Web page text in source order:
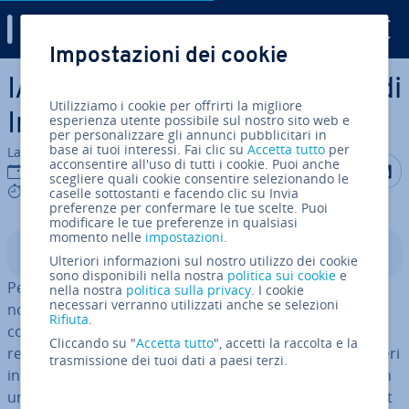
Vai al contenuto prin­ci­pa­le
IANA: l’unità am­mi­ni­stra­ti­va di
Internet
La redazione di IONOS
21 giu 2019
9 mins
Condividi
Indice
Per aprire un sito web basta inserire il cor­ri­spon­den­te
nome di dominio nel browser. Tale nome viene poi
condotto a un server che lo traduce in un indirizzo IP e
rein­di­riz­za l’utente al sito richiesto. Questi nomi e numeri
indicati come
vengono con­fron­ta­ti con
un set stan­dar­diz­za­to a parametri di pro­to­col­lo Internet
Impostazioni dei cookie
Utilizziamo i cookie per offrirti la migliore
esperienza utente possibile sul nostro sito web e
per personalizzare gli annunci pubblicitari in
base ai tuoi interessi. Fai clic suAccetta tutto per
acconsentire all'uso di tutti i cookie. Puoi anche
scegliere quali cookie consentire selezionando le
caselle sottostanti e facendo clic su Invia
preferenze per confermare le tue scelte. Puoi
modificare le tue preferenze in qualsiasi
momento nelle impostazioni.
Ulteriori informazioni sul nostro utilizzo dei cookie
sono disponibili nella nostra politica sui cookie e
nella nostra politica sulla privacy. I cookie
necessari verranno utilizzati anche se selezioni
Rifiuta.
Cliccando su "Accetta tutto", accetti la raccolta e la
trasmissione dei tuoi dati a paesi terzi.